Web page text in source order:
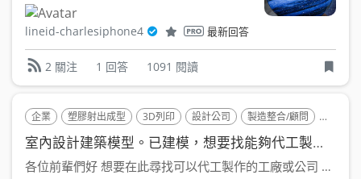
lineid-charlesiphone4 最新回答
2 關注 1 回答 1091 閱讀
企業 塑膠射出成型 3D列印 設計公司 製造整合/顧問 活動
室內設計建築模型。已建模，想要找能夠代工製作的廠商
各位前輩們好 想要在此尋找可以代工製作的工廠或公司 2...